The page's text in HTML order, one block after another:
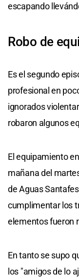
escapando
Robo de
Es el segundo
profesional en
ignorados
robaron algunos
El equipamiento
mañana del
de Aguas
cumplimentar los
elementos fueron
En tanto se supo
los "amigos de lo